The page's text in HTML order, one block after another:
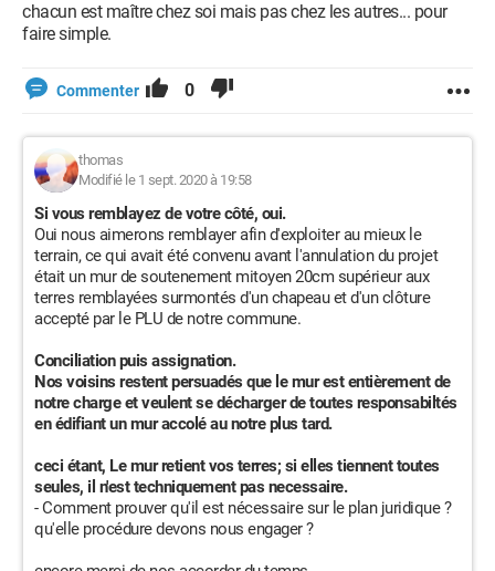
chacun est maître chez soi mais pas chez les autres... pour
faire simple.
Commenter 0
thomas
Modifié le 1 sept. 2020 à 19:58
Si vous remblayez de votre côté, oui.
Oui nous aimerons remblayer afin d'exploiter au mieux le
terrain, ce qui avait été convenu avant l'annulation du projet
était un mur de soutenement mitoyen 20cm supérieur aux
terres remblayées surmontés d'un chapeau et d'un clôture
accepté par le PLU de notre commune.
Conciliation puis assignation.
Nos voisins restent persuadés que le mur est entièrement de
notre charge et veulent se décharger de toutes responsabiltés
en édifiant un mur accolé au notre plus tard.
ceci étant, Le mur retient vos terres; si elles tiennent toutes
seules, il n'est techniquement pas necessaire.
- Comment prouver qu'il est nécessaire sur le plan juridique ?
qu'elle procédure devons nous engager ?